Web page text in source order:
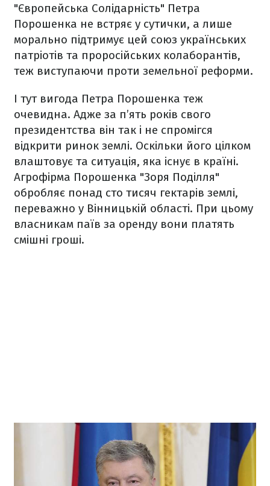
"Європейська Солідарність" Петра
Порошенка не встряє у сутички, а лише
морально підтримує цей союз українських
патріотів та проросійських колаборантів,
теж виступаючи проти земельної реформи.
І тут вигода Петра Порошенка теж
очевидна. Адже за п’ять років свого
президентства він так і не спромігся
відкрити ринок землі. Оскільки його цілком
влаштовує та ситуація, яка існує в країні.
Агрофірма Порошенка "Зоря Поділля"
обробляє понад сто тисяч гектарів землі,
переважно у Вінницькій області. При цьому
власникам паїв за оренду вони платять
смішні гроші.